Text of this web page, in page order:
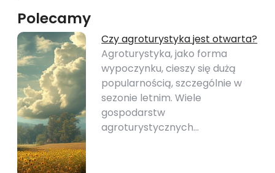
Polecamy
Czy agroturystyka jest otwarta?
Agroturystyka, jako forma
wypoczynku, cieszy się dużą
popularnością, szczególnie w
sezonie letnim. Wiele
gospodarstw
agroturystycznych…